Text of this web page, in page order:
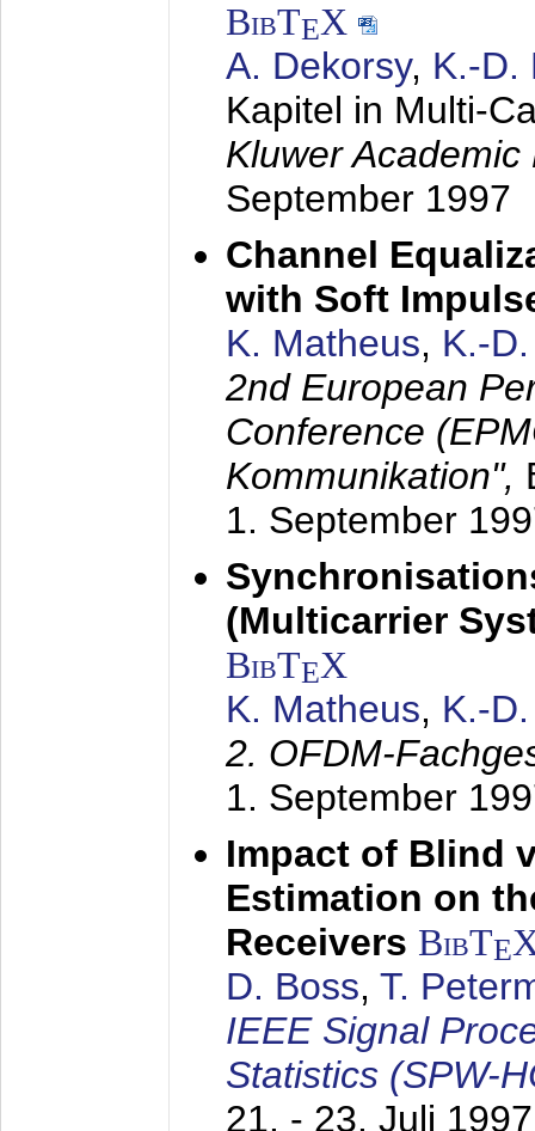
BibTEX
A. Dekorsy, K.-D.
Kapitel in Multi-
Kluwer
September 1997
Channel
with Soft
K. Matheus, K.-
2nd European
Conference
Kommunikation",
1. September
(Multicarrier
BibTEX
K. Matheus, K.-
2. OFDM-
1. September
Impact of Blind
Estimation on
Receivers BibTE
D. Boss, T.
IEEE Signal
Statistics (SPW-
21. - 23. Juli 1997